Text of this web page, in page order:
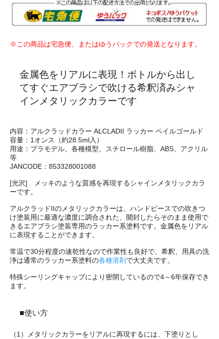
※この商品は宅急便、またはゆうパックでの発送となります。
金属色をリアルに表現！ボトルから出し
てすぐエアブラシで吹ける希釈済みシャ
インメタリックカラーです
内容：アルクラッドカラー ALCLADII ラッカー ペイルゴールド
容量：1オンス（約28.5ml入）
用途：プラモデル、各種模型、スチロール樹脂、ABS、アクリル
等
JANCODE：853328001088
[光沢] メッキのような質感を再現するシャインメタリックカラ
ーです。
アルクラッドIIのメタリックカラーは、ハンドピースでの吹きつ
け塗装用に最適な濃度に調合された、開封したらそのまま使用で
きるエアブラシ塗装専用のラッカー系塗料です。金属色をリアル
に表現することができます。
常温で30分程度の速乾性なので作業性も良好で、希釈、用具の洗
浄は通常のラッカー系塗料の各種溶剤 で大丈夫です。
特殊シーリングキャップにより密閉しているので4～6年保存でき
ます。
■使い方
（1）メタリックカラーをリアルに再現するには、下塗りとし